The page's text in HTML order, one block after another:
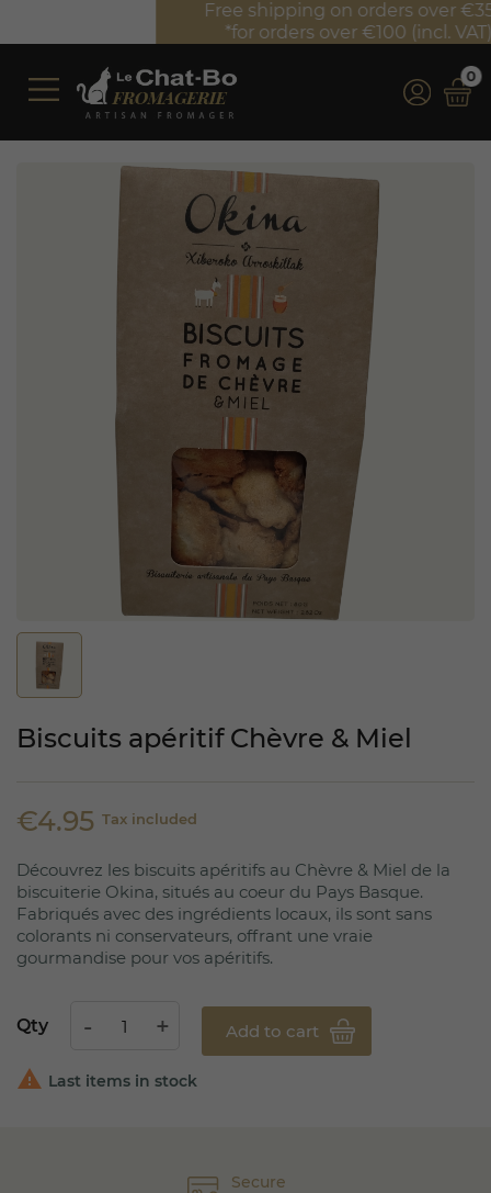
Free shipping on orders over €350 (incl. VAT)*
*for orders over €100 (incl. VAT) in France
0
Secure
Biscuits apéritif Chèvre & Miel
€4.95 Tax included
Découvrez les biscuits apéritifs au Chèvre & Miel de la
biscuiterie Okina, situés au coeur du Pays Basque.
Fabriqués avec des ingrédients locaux, ils sont sans
colorants ni conservateurs, offrant une vraie
gourmandise pour vos apéritifs.
Qty Add to cart
 Last items in stock